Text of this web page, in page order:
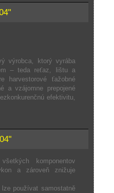
výrobca, ktorý vyrába
– teda reťaz, lištu a
harvestorové ťažobné
a vzájomne prepojené
efektivitu,
komponentov
a zároveň znižuje
používat samostatně